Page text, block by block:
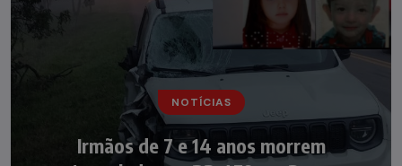
NOTÍCIAS
Irmãos de 7 e 14 anos morrem
NOTÍCIAS